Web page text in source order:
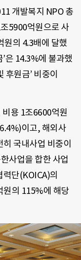
개발복지 NPO 총
5900억원으로 사
원의 4.3배에 달했
은 14.3%에 불과했
원금’ 비중이
용 1조6600억원
이고, 해외사
국내사업 비중이
사업을 합한 사업
단(KOICA)의
원의 115%에 해당